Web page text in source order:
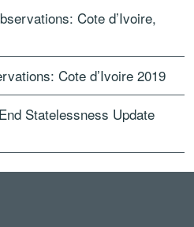
Cote d’Ivoire,
Cote d’Ivoire 2019
Statelessness Update